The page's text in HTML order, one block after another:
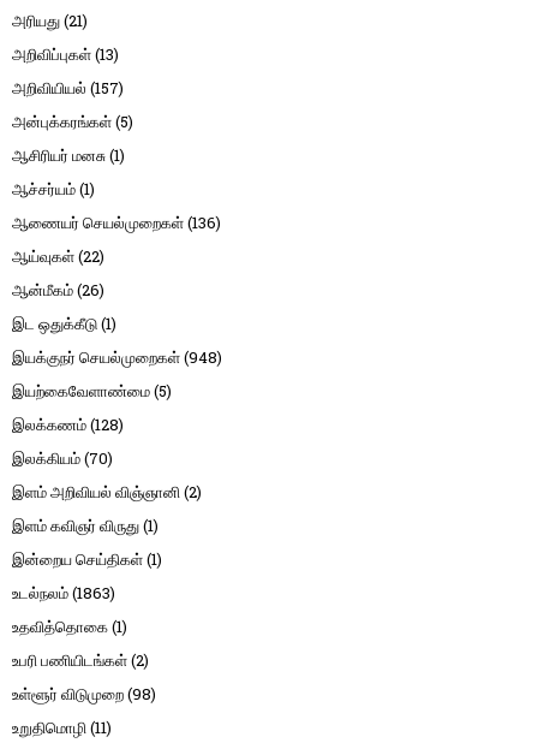
அரியது(21)
அறிவிப்புகள்(13)
அறிவியியல் (157)
அன்புக்கரங்கள்(5)
ஆசிரியர் மனசு(1)
ஆச்சர்யம்(1)
ஆணையர் செயல்முறைகள்(136)
ஆய்வுகள்(22)
ஆன்மீகம்(26)
இட ஒதுக்கீடு(1)
இயக்குநர் செயல்முறைகள்(948)
இயற்கைவேளாண்மை(5)
இலக்கணம்(128)
இலக்கியம்(70)
இளம் அறிவியல் விஞ்ஞானி(2)
இளம் கவிஞர் விருது(1)
இன்றைய செய்திகள்(1)
உடல்நலம்(1863)
உதவித்தொகை(1)
உபரி பணியிடங்கள்(2)
உள்ளூர் விடுமுறை(98)
உறுதிமொழி(11)